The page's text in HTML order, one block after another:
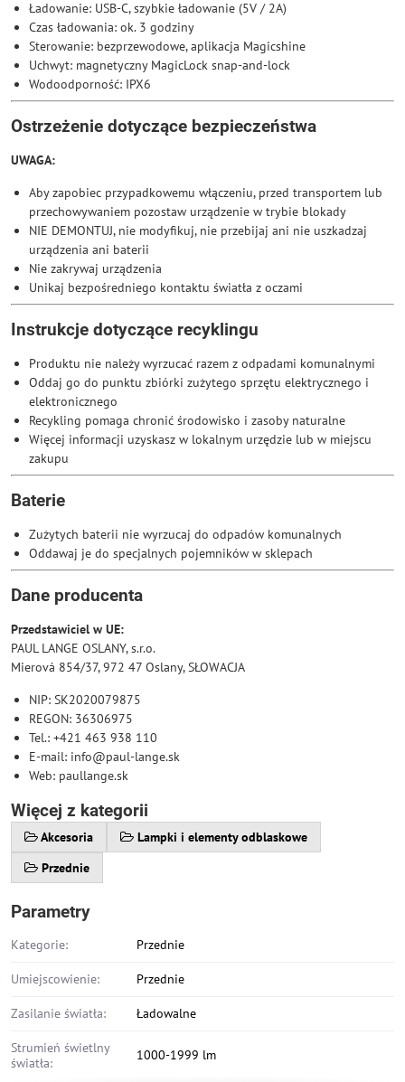
Ładowanie: USB-C, szybkie ładowanie (5V / 2A)
Czas ładowania: ok. 3 godziny
Sterowanie: bezprzewodowe, aplikacja Magicshine
Uchwyt: magnetyczny MagicLock snap-and-lock
Wodoodporność: IPX6
Ostrzeżenie dotyczące bezpieczeństwa
UWAGA:
Aby zapobiec przypadkowemu włączeniu, przed transportem lub
przechowywaniem pozostaw urządzenie w trybie blokady
NIE DEMONTUJ, nie modyfikuj, nie przebijaj ani nie uszkadzaj
urządzenia ani baterii
Nie zakrywaj urządzenia
Unikaj bezpośredniego kontaktu światła z oczami
Instrukcje dotyczące recyklingu
Produktu nie należy wyrzucać razem z odpadami komunalnymi
Oddaj go do punktu zbiórki zużytego sprzętu elektrycznego i
elektronicznego
Recykling pomaga chronić środowisko i zasoby naturalne
Więcej informacji uzyskasz w lokalnym urzędzie lub w miejscu
zakupu
Baterie
Zużytych baterii nie wyrzucaj do odpadów komunalnych
Oddawaj je do specjalnych pojemników w sklepach
Dane producenta
Przedstawiciel w UE:
PAUL LANGE OSLANY, s.r.o.
Mierová 854/37, 972 47 Oslany, SŁOWACJA
NIP: SK2020079875
REGON: 36306975
Tel.: +421 463 938 110
E-mail: info@paul-lange.sk
Web: paullange.sk
Więcej z kategorii
Akcesoria
Lampki i elementy odblaskowe
Przednie
Parametry
Kategorie: Przednie
Umiejscowienie: Przednie
Zasilanie światła: Ładowalne
Strumień świetlny
światła:
1000-1999 lm